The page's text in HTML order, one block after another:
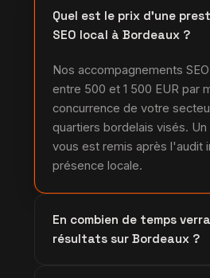
Quel est le prix d'une
SEO local à Bordeaux ?
Nos accompagnements
entre 500 et 1 500 EUR par
concurrence de votre
quartiers bordelais visés.
vous est remis après l'audit
présence locale.
En combien de temps
résultats sur Bordeaux ?